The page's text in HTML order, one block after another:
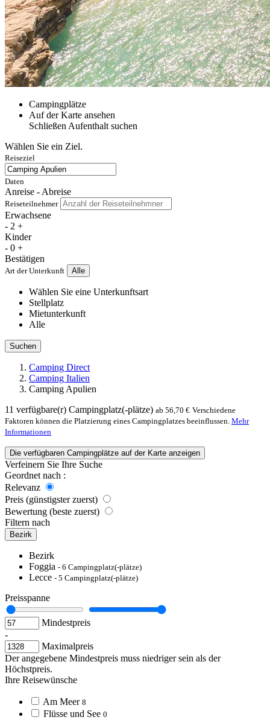
Campingplätze
Auf der Karte ansehen
SchließenAufenthalt suchen
Wählen Sie ein Ziel.
Reiseziel
Daten
Anreise - Abreise
Reiseteilnehmer
Erwachsene
- 2 +
Kinder
- 0 +
Bestätigen
Art der Unterkunft Alle
Wählen Sie eine Unterkunftsart
Stellplatz
Mietunterkunft
Alle
Suchen
Camping Direct
Camping Italien
Camping Apulien
11 verfügbare(r) Campingplatz(-plätze) ab 56,70 € Verschiedene
Faktoren können die Platzierung eines Campingplatzes beeinflussen. Mehr
Informationen
Die verfügbaren Campingplätze auf der Karte anzeigen
Verfeinern Sie Ihre Suche
Geordnet nach :
Relevanz
Preis (günstigster zuerst)
Bewertung (beste zuerst)
Filtern nach
Bezirk
Bezirk
Foggia - 6 Campingplatz(-plätze)
Lecce - 5 Campingplatz(-plätze)
Preisspanne
Mindestpreis
-
Maximalpreis
Der angegebene Mindestpreis muss niedriger sein als der
Höchstpreis.
Ihre Reisewünsche
Am Meer 8
Flüsse und See 0